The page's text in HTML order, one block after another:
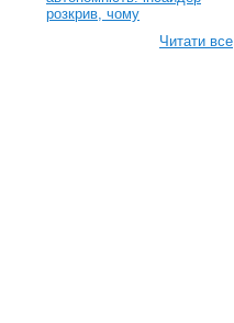
розкрив, чому
Читати все